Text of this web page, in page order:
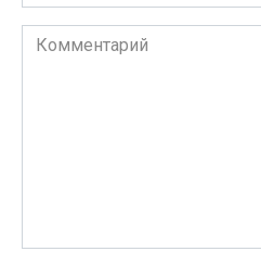
Комментарий